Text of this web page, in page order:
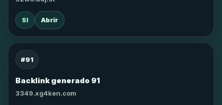
SI Abrir
#91
Backlink generado 91
3349.xg4ken.com